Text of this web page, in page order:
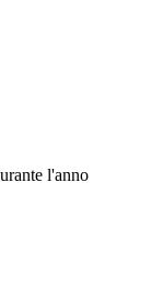
l'anno